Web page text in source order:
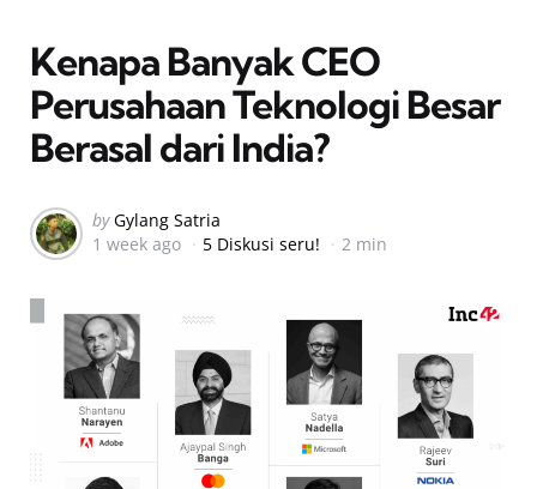
Kenapa Banyak CEO
Perusahaan Teknologi Besar
Berasal dari India?
Posted
by
by Gylang Satria
1 week ago
5 Diskusi seru! 2 min